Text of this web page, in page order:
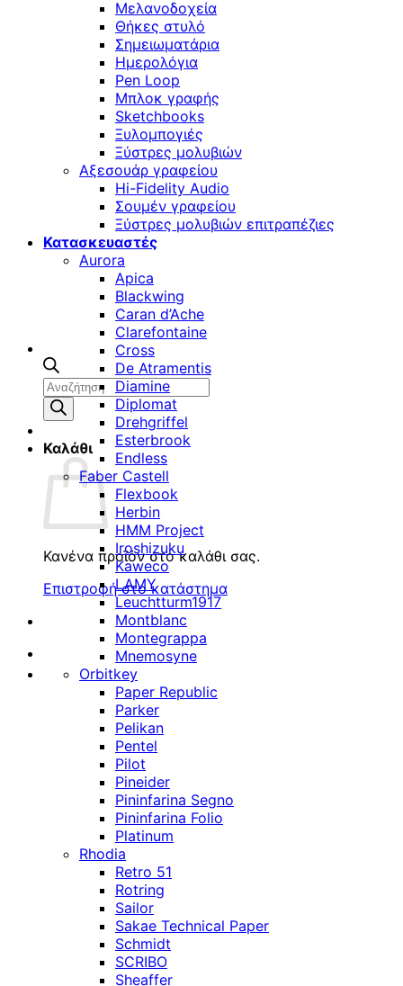
Αναζήτηση
προϊόντων
Καλάθι
Κανένα προϊόν στο καλάθι σας.
Επιστροφή στο κατάστημα
Μελανοδοχεία
Θήκες στυλό
Σημειωματάρια
Ημερολόγια
Pen Loop
Μπλοκ γραφής
Sketchbooks
Ξυλομπογιές
Ξύστρες μολυβιών
Αξεσουάρ γραφείου
Hi-Fidelity Audio
Σουμέν γραφείου
Ξύστρες μολυβιών επιτραπέζιες
Κατασκευαστές
Aurora
Apica
Blackwing
Caran d’Ache
Clarefontaine
Cross
De Atramentis
Diamine
Diplomat
Drehgriffel
Esterbrook
Endless
Faber Castell
Flexbook
Herbin
HMM Project
Iroshizuku
Kaweco
LAMY
Leuchtturm1917
Montblanc
Montegrappa
Mnemosyne
Orbitkey
Paper Republic
Parker
Pelikan
Pentel
Pilot
Pineider
Pininfarina Segno
Pininfarina Folio
Platinum
Rhodia
Retro 51
Rotring
Sailor
Sakae Technical Paper
Schmidt
SCRIBO
Sheaffer